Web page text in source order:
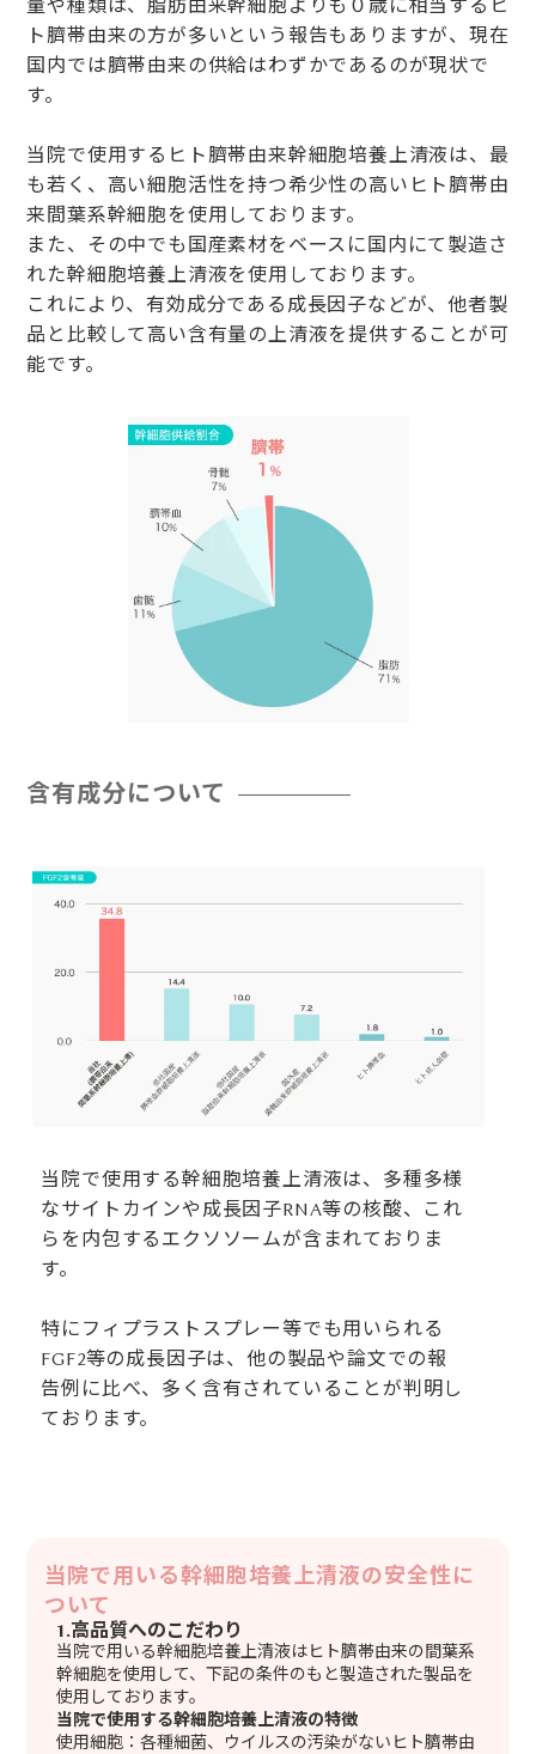
量や種類は、脂肪由来幹細胞よりも０歳に相当するヒ
ト臍帯由来の方が多いという報告もありますが、現在
国内では臍帯由来の供給はわずかであるのが現状で
す。
当院で使用するヒト臍帯由来幹細胞培養上清液は、最
も若く、高い細胞活性を持つ希少性の高いヒト臍帯由
来間葉系幹細胞を使用しております。
また、その中でも国産素材をベースに国内にて製造さ
れた幹細胞培養上清液を使用しております。
これにより、有効成分である成長因子などが、他者製
品と比較して高い含有量の上清液を提供することが可
能です。
含有成分について
当院で使用する幹細胞培養上清液は、多種多様
なサイトカインや成長因子RNA等の核酸、これ
らを内包するエクソソームが含まれておりま
す。
特にフィプラストスプレー等でも用いられる
FGF2等の成長因子は、他の製品や論文での報
告例に比べ、多く含有されていることが判明し
ております。
当院で用いる幹細胞培養上清液の安全性に
ついて
1.高品質へのこだわり
当院で用いる幹細胞培養上清液はヒト臍帯由来の間葉系
幹細胞を使用して、下記の条件のもと製造された製品を
使用しております。
当院で使用する幹細胞培養上清液の特徴
使用細胞：各種細菌、ウイルスの汚染がないヒト臍帯由